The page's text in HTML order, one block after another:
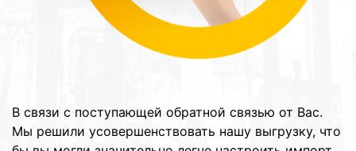
В связи с поступающей обратной связью от Вас.
Мы решили усовершенствовать нашу выгрузку, что